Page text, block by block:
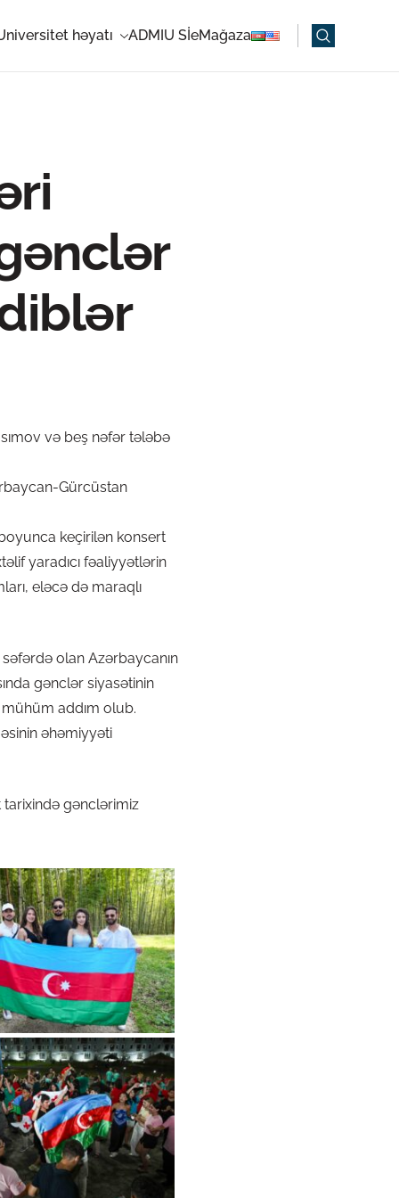
həyatı ADMIU SİeMağaza
və beş nəfər tələbə
Gürcüstan
keçirilən konsert
yaradıcı fəaliyyətlərin
eləcə də maraqlı
olan Azərbaycanın
gənclər siyasətinin
addım olub.
əhəmiyyəti
gənclərimiz